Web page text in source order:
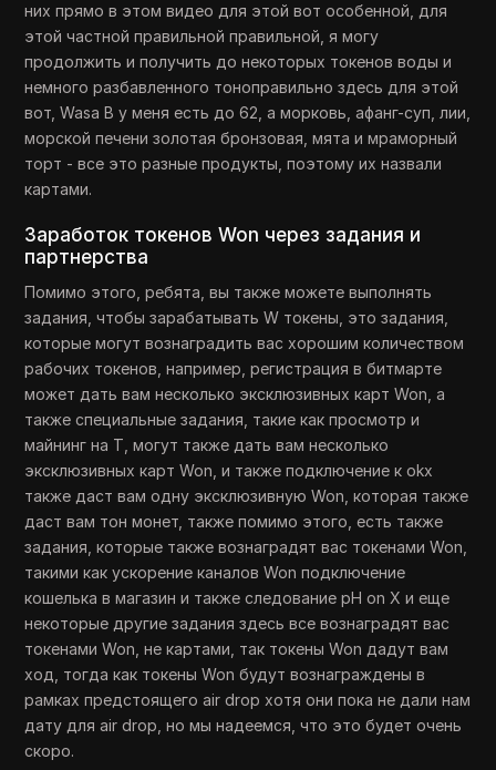
них прямо в этом видео для этой вот особенной, для
этой частной правильной правильной, я могу
продолжить и получить до некоторых токенов воды и
немного разбавленного тоноправильно здесь для этой
вот, Wasa B у меня есть до 62, а морковь, афанг-суп, лии,
морской печени золотая бронзовая, мята и мраморный
торт - все это разные продукты, поэтому их назвали
картами.
Заработок токенов Won через задания и
партнерства
Помимо этого, ребята, вы также можете выполнять
задания, чтобы зарабатывать W токены, это задания,
которые могут вознаградить вас хорошим количеством
рабочих токенов, например, регистрация в битмарте
может дать вам несколько эксклюзивных карт Won, а
также специальные задания, такие как просмотр и
майнинг на T, могут также дать вам несколько
эксклюзивных карт Won, и также подключение к okx
также даст вам одну эксклюзивную Won, которая также
даст вам тон монет, также помимо этого, есть также
задания, которые также вознаградят вас токенами Won,
такими как ускорение каналов Won подключение
кошелька в магазин и также следование pH on X и еще
некоторые другие задания здесь все вознаградят вас
токенами Won, не картами, так токены Won дадут вам
ход, тогда как токены Won будут вознаграждены в
рамках предстоящего air drop хотя они пока не дали нам
дату для air drop, но мы надеемся, что это будет очень
скоро.